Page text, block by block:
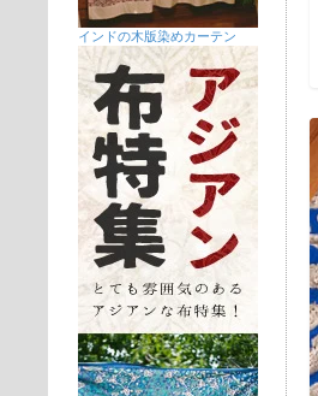
インドの木版染めカーテン